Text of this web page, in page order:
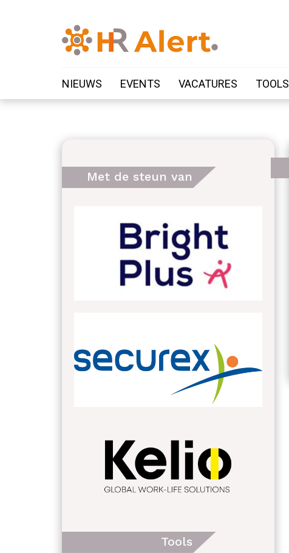
NIEUWS EVENTS VACATURES TOOLS
Met de steun van
Tools